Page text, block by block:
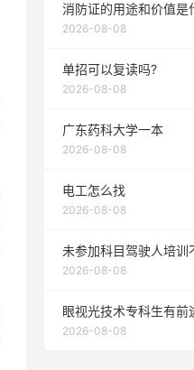
消防证的用途和价值是
2026-08-08
单招可以复读吗?
2026-08-08
广东药科大学一本
2026-08-08
电工怎么找
2026-08-08
未参加科目驾驶人培训
2026-08-08
眼视光技术专科生有前
2026-08-08